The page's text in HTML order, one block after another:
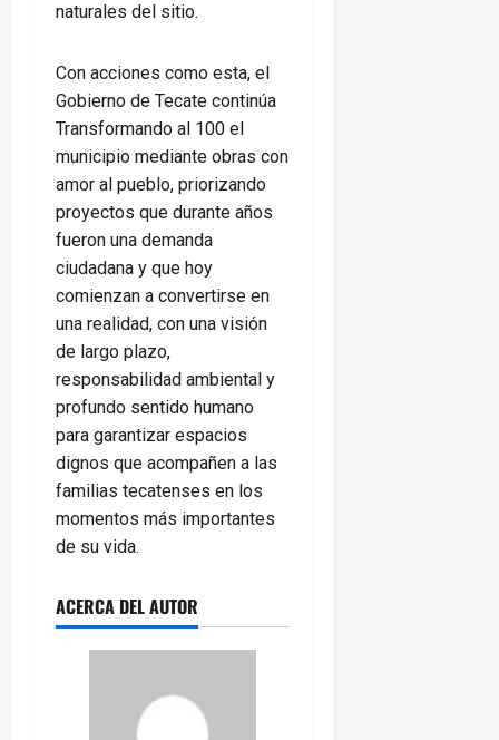
naturales del sitio.
Con acciones como esta, el
Gobierno de Tecate continúa
Transformando al 100 el
municipio mediante obras con
amor al pueblo, priorizando
proyectos que durante años
fueron una demanda
ciudadana y que hoy
comienzan a convertirse en
una realidad, con una visión
de largo plazo,
responsabilidad ambiental y
profundo sentido humano
para garantizar espacios
dignos que acompañen a las
familias tecatenses en los
momentos más importantes
de su vida.
ACERCA DEL AUTOR